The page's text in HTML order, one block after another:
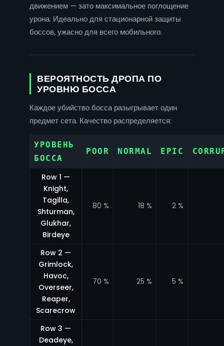
движением — зато максимальное поглощение
урона. Идеально для стационарной защиты
боссов, ужасно для всего мобильного.
ВЕРОЯТНОСТЬ ДРОПА ПО
УРОВНЮ БОССА
Каждое убийство босса разыгрывает один
предмет сета. Качество распределяется:
УРОВЕНЬ
БОССА
POOR NORMAL EPIC
Row 1 —
Knight,
Tagilla,
Shturman,
Glukhar,
Birdeye
80 % 18 % 2 %
Row 2 —
Grimlock,
Havoc,
Overseer,
Reaper,
Scarecrow
70 % 25 % 5 %
Row 3 —
Deadeye,